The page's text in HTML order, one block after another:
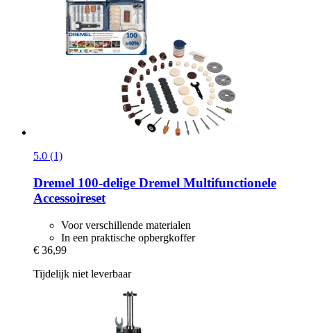
5.0 (1)
Dremel 100-​delige Dremel Multifunctionele
Accessoireset
Voor verschillende materialen
In een praktische opbergkoffer
€ 36,99
Tijdelijk niet leverbaar